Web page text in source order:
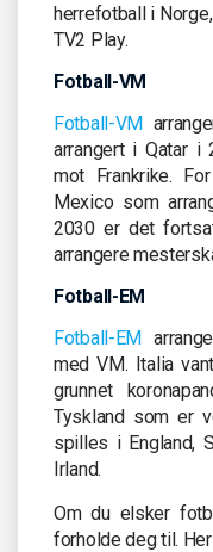
herrefotball i
TV2 Play.
Fotball-VM
Fotball-VM
arrangert i Qatar i
mot Frankrike.
Mexico som
2030 er det
arrangere
Fotball-EM
Fotball-EM
med VM. Italia
grunnet
Tyskland som er
spilles i England,
Irland.
Om du elsker
forholde deg til.